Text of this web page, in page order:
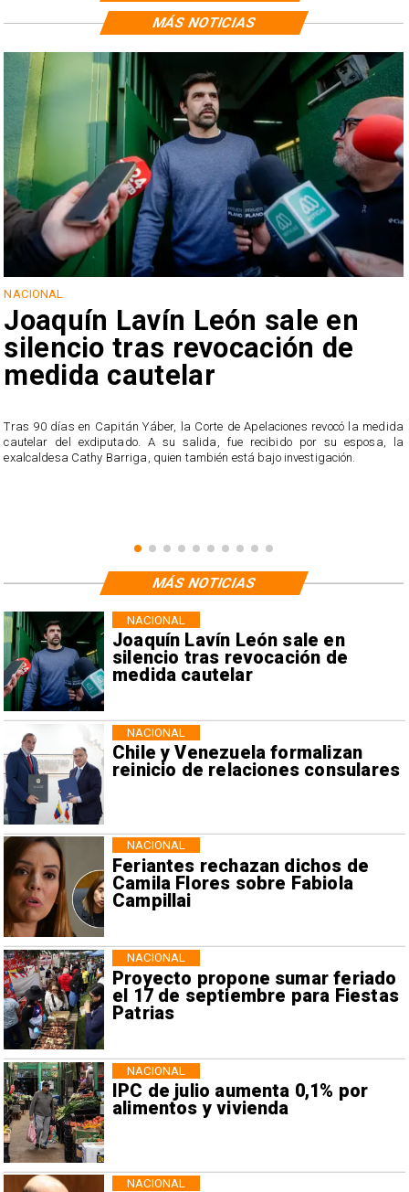
NACIONAL
Joaquín Lavín León sale en
silencio tras revocación de
medida cautelar
Tras 90 días en Capitán Yáber, la Corte de Apelaciones revocó la medida
cautelar del exdiputado. A su salida, fue recibido por su esposa, la
exalcaldesa Cathy Barriga, quien también está bajo investigación.
MÁS NOTICIAS
Joaquín Lavín León sale en
silencio tras revocación de
medida cautelar
NACIONAL
Chile y Venezuela formalizan
reinicio de relaciones consulares
NACIONAL
Feriantes rechazan dichos de
Camila Flores sobre Fabiola
Campillai
NACIONAL
Proyecto propone sumar feriado
el 17 de septiembre para Fiestas
Patrias
NACIONAL
IPC de julio aumenta 0,1% por
alimentos y vivienda
NACIONAL
NACIONAL
MÁS NOTICIAS